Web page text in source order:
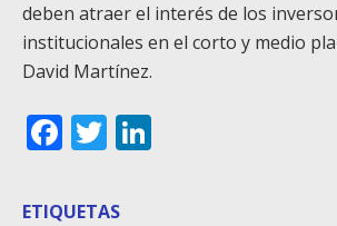
deben atraer el interés de los
institucionales en el corto y medio
David Martínez.
Facebook
Twitter
ETIQUETAS